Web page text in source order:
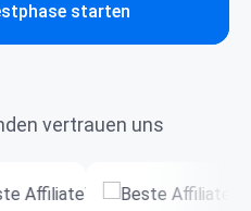
starten
vertrauen uns